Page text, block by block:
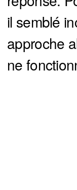
il semblé
approche
ne